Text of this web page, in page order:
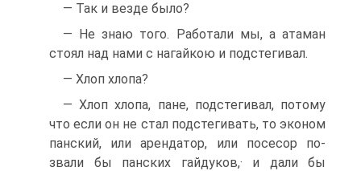
— Так и везде было?
— Не знаю того. Работали мы, а атаман
стоял над нами с нагайкою и подстегивал.
— Хлоп хлопа?
— Хлоп хлопа, пане, подстегивал, потому
что если он не стал подстегивать, то эконом
панский, или арендатор, или посесор по­
звали бы панских гайдуков,· и дали бы